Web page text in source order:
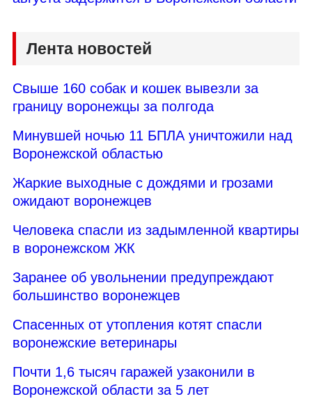
Лента новостей
Свыше 160 собак и кошек вывезли за
границу воронежцы за полгода
Минувшей ночью 11 БПЛА уничтожили над
Воронежской областью
Жаркие выходные с дождями и грозами
ожидают воронежцев
Человека спасли из задымленной квартиры
в воронежском ЖК
Заранее об увольнении предупреждают
большинство воронежцев
Спасенных от утопления котят спасли
воронежские ветеринары
Почти 1,6 тысяч гаражей узаконили в
Воронежской области за 5 лет